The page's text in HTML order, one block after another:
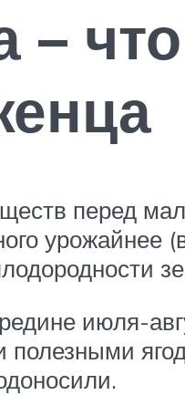
перед
урожайнее
июля-